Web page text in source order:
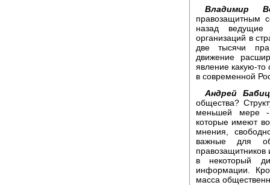
Владимир
правозащитным
назад ведущие
организаций в
две тысячи
движение
явление какую-то
в современной
Андрей
общества?
меньшей мере -
которые имеют
мнения,
важные для
правозащитников
в некоторый
информации.
масса